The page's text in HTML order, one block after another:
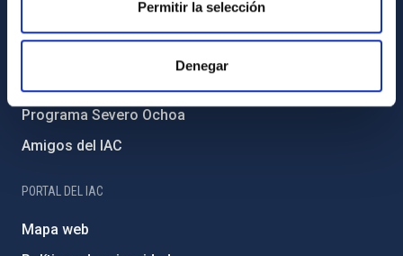
Permitir la selección
Denegar
Programa Severo Ochoa
Amigos del IAC
PORTAL DEL IAC
Mapa web